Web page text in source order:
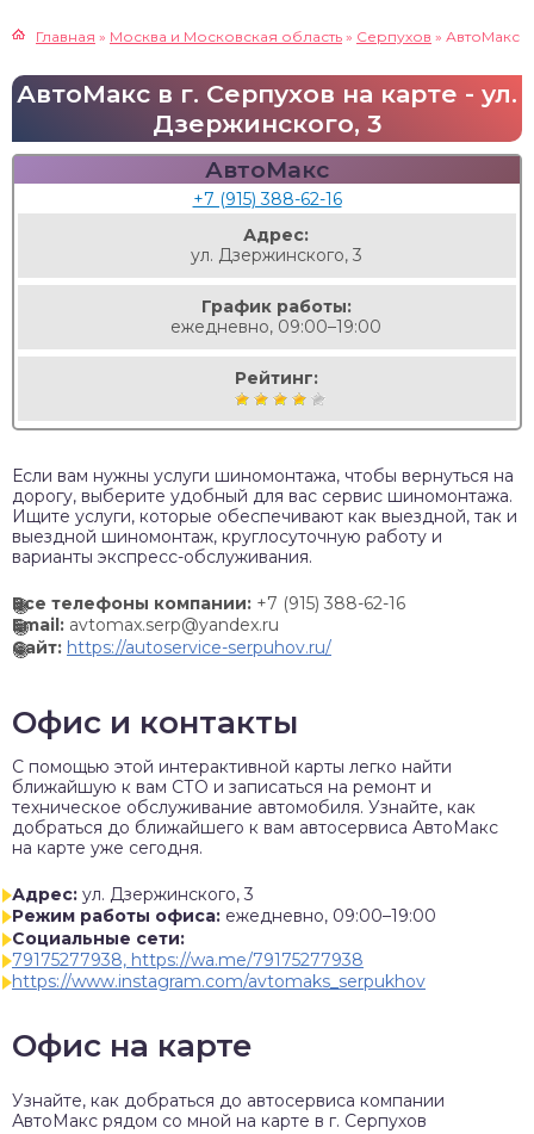
Главная » Москва и Московская область » Серпухов » АвтоМакс
АвтоМакс в г. Серпухов на карте - ул.
Дзержинского, 3
АвтоМакс
+7 (915) 388-62-16
Адрес:
ул. Дзержинского, 3
График работы:
ежедневно, 09:00–19:00
Рейтинг:
Если вам нужны услуги шиномонтажа, чтобы вернуться на
дорогу, выберите удобный для вас сервис шиномонтажа.
Ищите услуги, которые обеспечивают как выездной, так и
выездной шиномонтаж, круглосуточную работу и
варианты экспресс-обслуживания.
Все телефоны компании: +7 (915) 388-62-16
Email: avtomax.serp@yandex.ru
Сайт: https://autoservice-serpuhov.ru/
Офис и контакты
C помощью этой интерактивной карты легко найти
ближайшую к вам СТО и записаться на ремонт и
техническое обслуживание автомобиля. Узнайте, как
добраться до ближайшего к вам автосервиса АвтоМакс
на карте уже сегодня.
Адрес: ул. Дзержинского, 3
Режим работы офиса: ежедневно, 09:00–19:00
Социальные сети:
79175277938, https://wa.me/79175277938
https://www.instagram.com/avtomaks_serpukhov
Офис на карте
Узнайте, как добраться до автосервиса компании
АвтоМакс рядом со мной на карте в г. Серпухов